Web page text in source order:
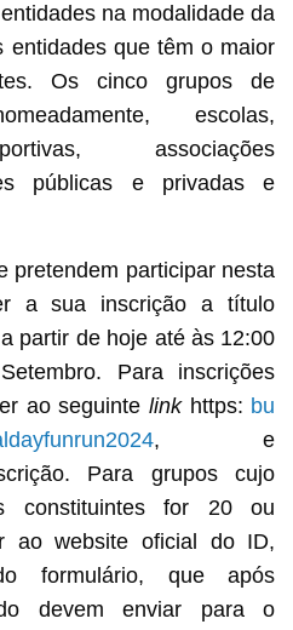
na modalidade da
entidades que têm o maior
Os cinco grupos de
escolas,
associações
públicas e privadas e
pretendem participar nesta
a sua inscrição a título
partir de hoje até às 12:00
Para inscrições
ao seguinte link https: bu
, e
Para grupos cujo
constituintes for 20 ou
ao website oficial do ID,
formulário, que após
devem enviar para o